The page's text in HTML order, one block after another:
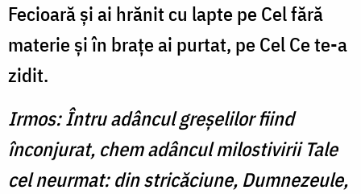
Fecioară şi ai hrănit cu lapte pe Cel fără
materie şi în braţe ai purtat, pe Cel Ce te-a
zidit.
Irmos: Întru adâncul greşelilor fiind
înconjurat, chem adâncul milostivirii Tale
cel neurmat: din stricăciune, Dumnezeule,